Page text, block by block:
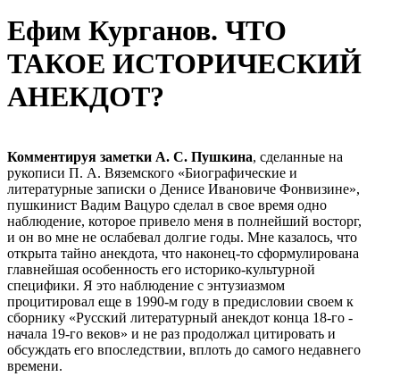
Ефим Курганов. ЧТО
ТАКОЕ ИСТОРИЧЕСКИЙ
АНЕКДОТ?
Комментируя заметки А. С. Пушкина, сделанные на
рукописи П. А. Вяземского «Биографические и
литературные записки о Денисе Ивановиче Фонвизине»,
пушкинист Вадим Вацуро сделал в свое время одно
наблюдение, которое привело меня в полнейший восторг,
и он во мне не ослабевал долгие годы. Мне казалось, что
открыта тайно анекдота, что наконец-то сформулирована
главнейшая особенность его историко-культурной
специфики. Я это наблюдение с энтузиазмом
процитировал еще в 1990-м году в предисловии своем к
сборнику «Русский литературный анекдот конца 18-го -
начала 19-го веков» и не раз продолжал цитировать и
обсуждать его впоследствии, вплоть до самого недавнего
времени.